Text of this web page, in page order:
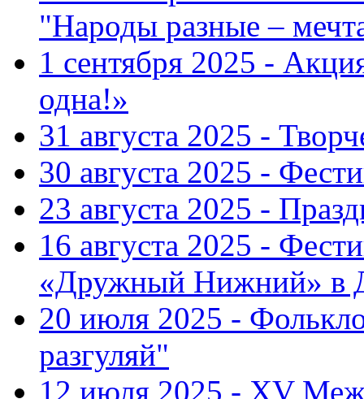
"Народы разные –
1 сентября 2025 -
одна!»
31 августа 2025 -
30 августа 2025 -
23 августа 2025 -
16 августа 2025 -
«Дружный Нижний» в
20 июля 2025 -
разгуляй"
12 июля 2025 - XV